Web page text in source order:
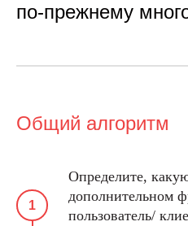
по-прежнему
Общий алгоритм
Определите,
дополнительном
пользователь/